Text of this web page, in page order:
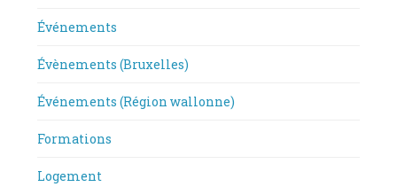
Événements
Évènements (Bruxelles)
Événements (Région wallonne)
Formations
Logement